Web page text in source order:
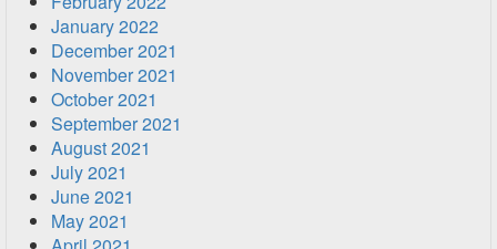
January 2022
December 2021
November 2021
October 2021
September 2021
August 2021
July 2021
June 2021
May 2021